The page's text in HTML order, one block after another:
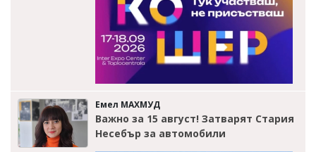
Емел МАХМУД
Важно за 15 август! Затварят Стария
Несебър за автомобили